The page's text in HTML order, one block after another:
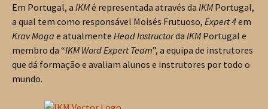
Em Portugal, a IKMé representada através da IKM Portugal,
a qual tem como responsável Moisés Frutuoso, Expert 4em
Krav Maga e atualmente Head Instructorda IKM Portugal e
membro da “IKM Word Expert Team”, a equipa de instrutores
que dá formação e avaliam alunos e instrutores por todo o
mundo.